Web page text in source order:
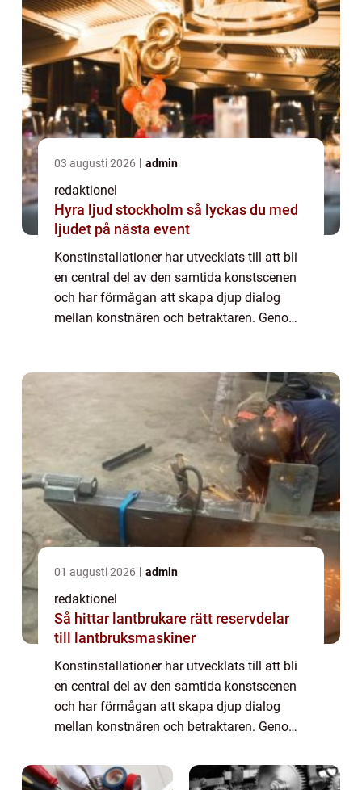
03 augusti 2026 admin
redaktionel
Hyra ljud stockholm så lyckas du med
ljudet på nästa event
Konstinstallationer har utvecklats till att bli
en central del av den samtida konstscenen
och har förmågan att skapa djup dialog
mellan konstnären och betraktaren. Genom
01 augusti 2026 admin
redaktionel
Så hittar lantbrukare rätt reservdelar
till lantbruksmaskiner
Konstinstallationer har utvecklats till att bli
en central del av den samtida konstscenen
och har förmågan att skapa djup dialog
mellan konstnären och betraktaren. Genom
inklusive multi...